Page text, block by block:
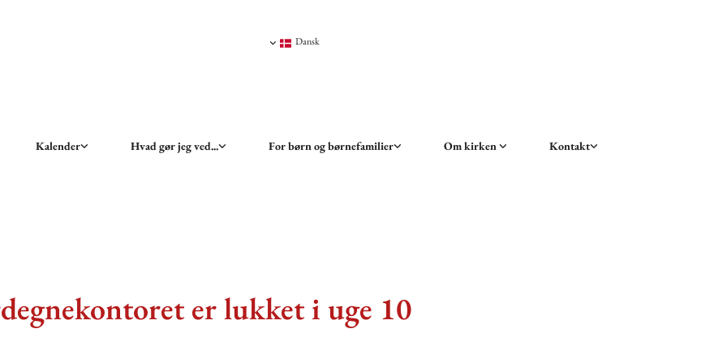
Dansk
Kalender Hvad gør jeg ved... For børn og børnefamilier Om kirken Kontakt
er lukket i uge 10